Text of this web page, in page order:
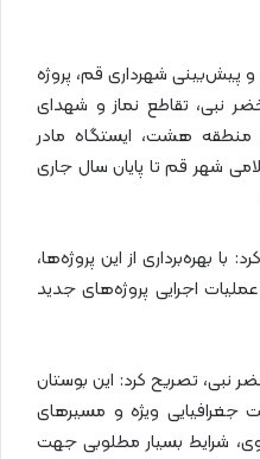
پیش‌بینی شهرداری قم، پروژه
نبی، تقاطع نماز و شهدای
منطقه هشت، ایستگاه مادر
شهر قم تا پایان سال جاری
بهره‌برداری از این پروژه‌ها،
اجرایی پروژه‌های جدید
نبی، تصریح کرد: این بوستان
ویژه و مسیرهای
شرایط بسیار مطلوبی جهت